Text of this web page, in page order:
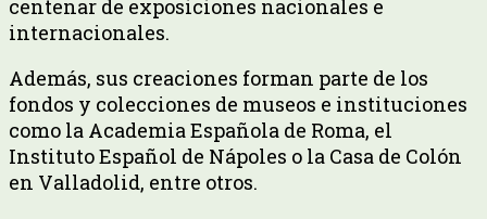
centenar de exposiciones nacionales e
internacionales.
Además, sus creaciones forman parte de los
fondos y colecciones de museos e instituciones
como la Academia Española de Roma, el
Instituto Español de Nápoles o la Casa de Colón
en Valladolid, entre otros.